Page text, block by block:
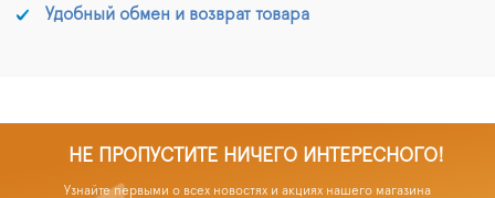
Удобный обмен и возврат товара
НЕ ПРОПУСТИТЕ НИЧЕГО ИНТЕРЕСНОГО!
Узнайте первыми о всех новостях и акциях нашего магазина